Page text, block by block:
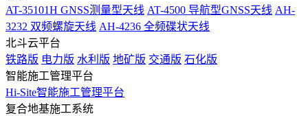
AT-35101H GNSS测量型天线 AT-4500 导航型GNSS天线 AH-
3232 双频螺旋天线 AH-4236 全频碟状天线
北斗云平台
铁路版 电力版 水利版 地矿版 交通版 石化版
智能施工管理平台
Hi-Site智能施工管理平台
复合地基施工系统